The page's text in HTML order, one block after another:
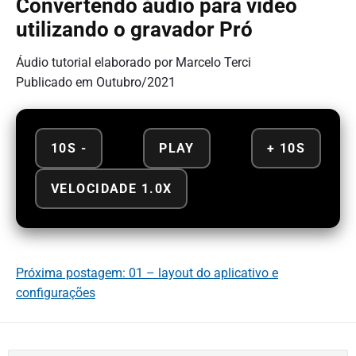
Convertendo áudio para vídeo
utilizando o gravador Pró
Áudio tutorial elaborado por Marcelo Terci
Publicado em Outubro/2021
10S - PLAY + 10S
VELOCIDADE 1.0X
Próxima postagem: 01 – layout do aplicativo e
configurações